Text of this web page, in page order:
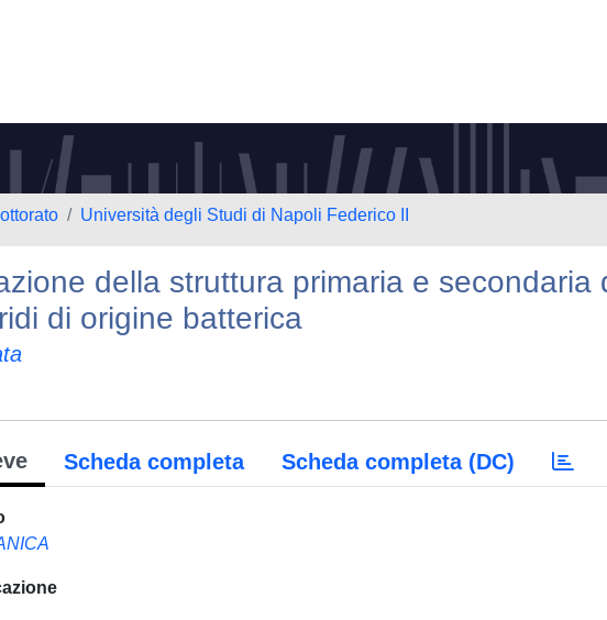
Università degli Studi di Napoli Federico II
della struttura primaria e secondaria
di origine batterica
Scheda completa Scheda completa (DC)